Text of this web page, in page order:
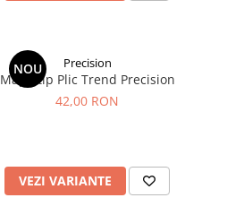
NOU Precision
Mapa tip Plic Trend Precision
42,00 RON
VEZI VARIANTE